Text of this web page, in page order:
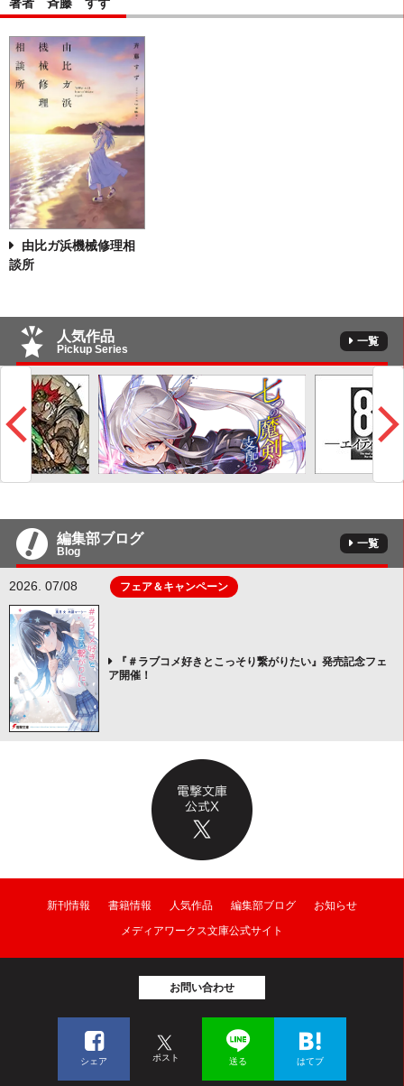
由比ガ浜機械修理相
談所
人気作品
Pickup Series
一覧
編集部ブログ
Blog
一覧
2026. 07/08 フェア＆キャンペーン
『＃ラブコメ好きとこっそり繋がりたい』発売記念フェ
ア開催！
新刊情報 書籍情報 人気作品 編集部ブログ
お知らせ
メディアワークス文庫公式サイト
お問い合わせ
シェア ポスト 送る はてブ